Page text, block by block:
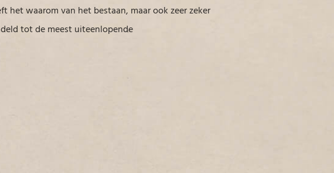
het waarom van het bestaan, maar ook zeer zeker
tot de meest uiteenlopende